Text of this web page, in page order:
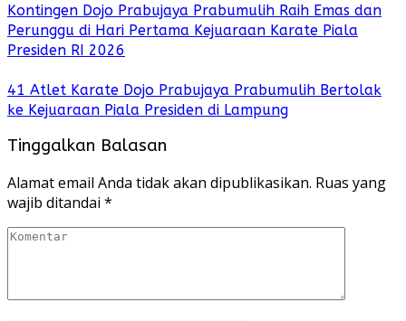
Kontingen Dojo Prabujaya Prabumulih Raih Emas dan
Perunggu di Hari Pertama Kejuaraan Karate Piala
Presiden RI 2026
41 Atlet Karate Dojo Prabujaya Prabumulih Bertolak
ke Kejuaraan Piala Presiden di Lampung
Tinggalkan Balasan
Alamat email Anda tidak akan dipublikasikan. Ruas yang
wajib ditandai *